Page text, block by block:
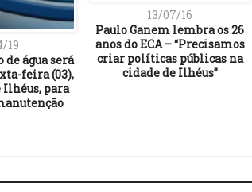
19
água será
feira (03),
para
13/07/16
Paulo Ganem lembra os 26
anos do ECA – “Precisamos
criar políticas públicas na
cidade de Ilhéus”